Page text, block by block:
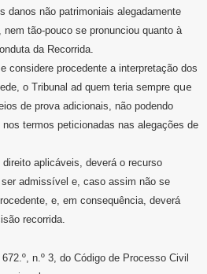
danos não patrimoniais alegadamente
, nem tão-pouco se pronunciou quanto à
da Recorrida.
considere procedente a interpretação dos
o Tribunal ad quem teria sempre que
de prova adicionais, não podendo
termos peticionadas nas alegações de
aplicáveis, deverá o recurso
admissível e, caso assim não se
e, em consequência, deverá
recorrida.
672.º, n.º 3, do Código de Processo Civil